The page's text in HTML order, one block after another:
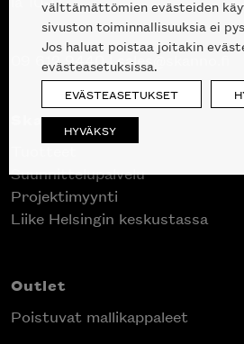
09 612 9440|sales@skanno.fi
Skanno
Suunnittelupalvelu
Projektimyynti
Liike Helsingin keskustassa
Outlet
Poistuvat mallikappaleet
välttämättömien evästeiden
sivuston toiminnallisuuksia ei
Jos haluat poistaa joitakin
evästeasetuksissa.
EVÄSTEASETUKSET
HYVÄKSY